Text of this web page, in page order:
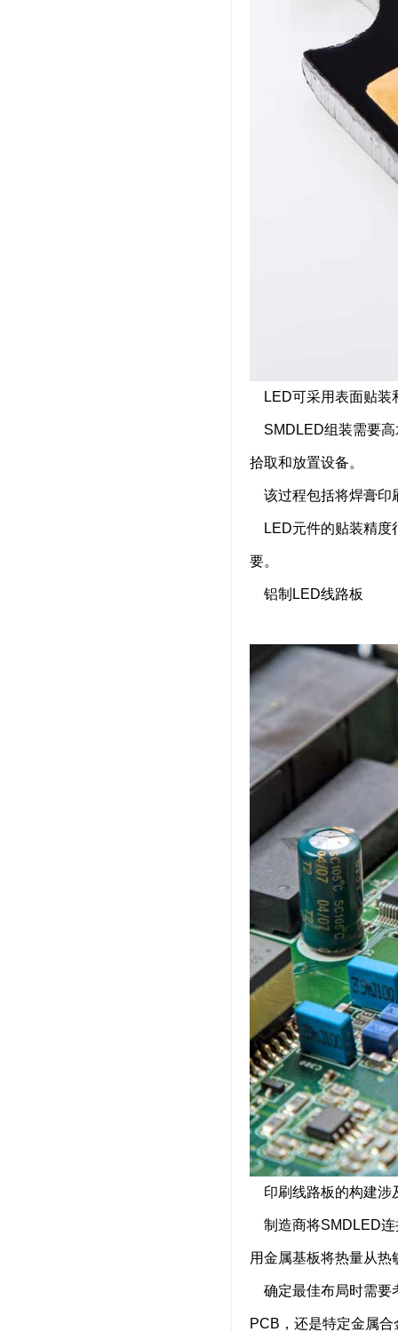
LED可采用表面贴装
SMDLED组装需要高
拾取和放置设备。
该过程包括将焊膏印
LED元件的贴装精度
要。
铝制LED线路板
印刷线路板的构建涉
制造商将SMDLED连
用金属基板将热量从
确定最佳布局时需要
PCB，还是特定金属